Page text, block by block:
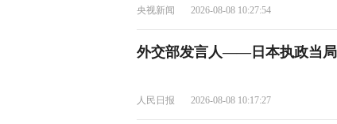
央视新闻 2026-08-08 10:27:54
外交部发言人——日本执政当局
人民日报 2026-08-08 10:17:27